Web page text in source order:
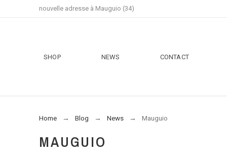
nouvelle adresse à Mauguio (34)
SHOP NEWS CONTACT
Home Blog News Mauguio
MAUGUIO